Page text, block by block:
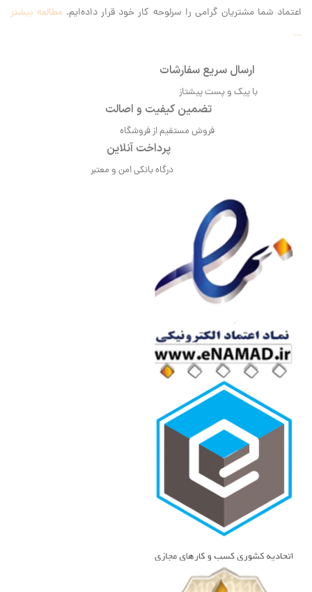
اعتماد شما مشتریان گرامی را سرلوحه کار خود قرار داده‌ایم. مطالعه بیشتر
...
ارسال سریع سفارشات
با پیک و پست پیشتاز
تضمین کیفیت و اصالت
فروش مستقیم از فروشگاه
پرداخت آنلاین
درگاه بانکی امن و معتبر